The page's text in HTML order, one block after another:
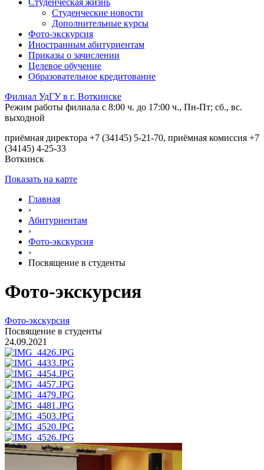
Студенческая жизнь
Студенческие новости
Дополнительные курсы
Фото-экскурсия
Иностранным абитуриентам
Приказы о зачислении
Целевое обучение
Образовательное кредитование
Филиал УдГУ в г. Воткинске
Режим работы филиала с 8:00 ч. до 17:00 ч., Пн-Пт; сб., вс.
выходной
приёмная директора +7 (34145) 5-21-70, приёмная комиссия +7
(34145) 4-25-33
Воткинск
Показать на карте
Главная
›
Абитуриентам
›
Фото-экскурсия
›
Посвящение в студенты
Фото-экскурсия
Фото-экскурсия
Посвящение в студенты
24.09.2021